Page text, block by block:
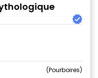
Pourboires